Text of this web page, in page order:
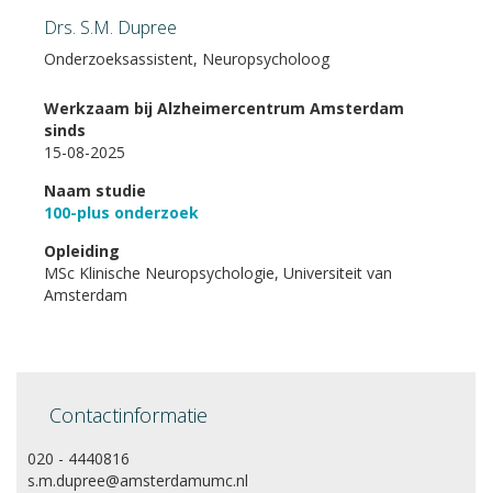
Drs. S.M. Dupree
Onderzoeksassistent, Neuropsycholoog
Werkzaam bij Alzheimercentrum Amsterdam
sinds
15-08-2025
Naam studie
100-plus onderzoek
Opleiding
MSc Klinische Neuropsychologie, Universiteit van
Amsterdam
Contactinformatie
020 - 4440816
s.m.dupree@amsterdamumc.nl